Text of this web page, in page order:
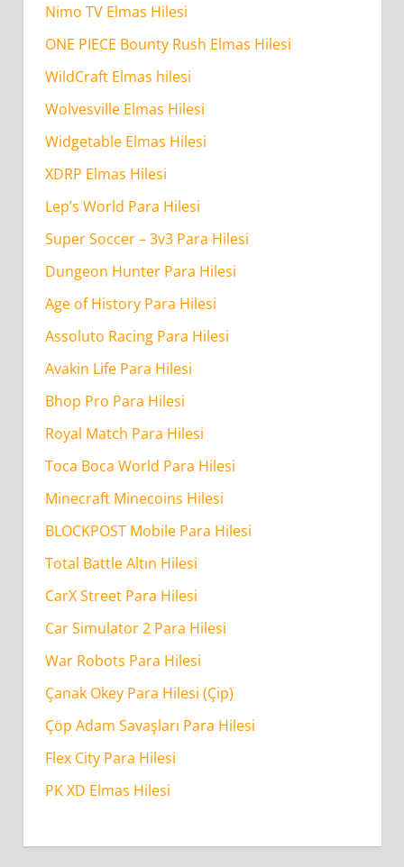
Nimo TV Elmas Hilesi
ONE PIECE Bounty Rush Elmas Hilesi
WildCraft Elmas hilesi
Wolvesville Elmas Hilesi
Widgetable Elmas Hilesi
XDRP Elmas Hilesi
Lep’s World Para Hilesi
Super Soccer – 3v3 Para Hilesi
Dungeon Hunter Para Hilesi
Age of History Para Hilesi
Assoluto Racing Para Hilesi
Avakin Life Para Hilesi
Bhop Pro Para Hilesi
Royal Match Para Hilesi
Toca Boca World Para Hilesi
Minecraft Minecoins Hilesi
BLOCKPOST Mobile Para Hilesi
Total Battle Altın Hilesi
CarX Street Para Hilesi
Car Simulator 2 Para Hilesi
War Robots Para Hilesi
Çanak Okey Para Hilesi (Çip)
Çöp Adam Savaşları Para Hilesi
Flex City Para Hilesi
PK XD Elmas Hilesi